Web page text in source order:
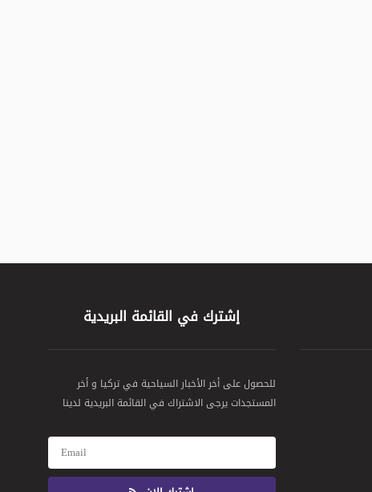
إشترك في القائمة البريدية
للحصول على أخر الأخبار السياحية في تركيا و أخر
المستجدات يرجى الاشتراك في القائمة البريدية لدينا